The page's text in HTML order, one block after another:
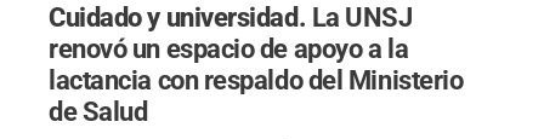
Cuidado y universidad. La UNSJ
renovó un espacio de apoyo a la
lactancia con respaldo del Ministerio
de Salud